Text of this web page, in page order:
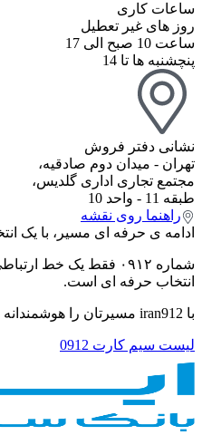
ساعات کاری
روز های غیر تعطیل
ساعت 10 صبح الی 17
پنچشنبه ها تا 14
نشانی دفتر فروش
تهران - میدان دوم صادقیه،
مجتمع تجاری اداری گلدیس،
طبقه 11 - واحد 10
راهنما روی نقشه
ادامه ی حرفه ای مسیر، با یک
شماره ۰۹۱۲ فقط یک خط
انتخاب حرفه ای است.
با iran912 مسیرتان را هوشمندانه ادامه دهید.
لیست سیم کارت 0912